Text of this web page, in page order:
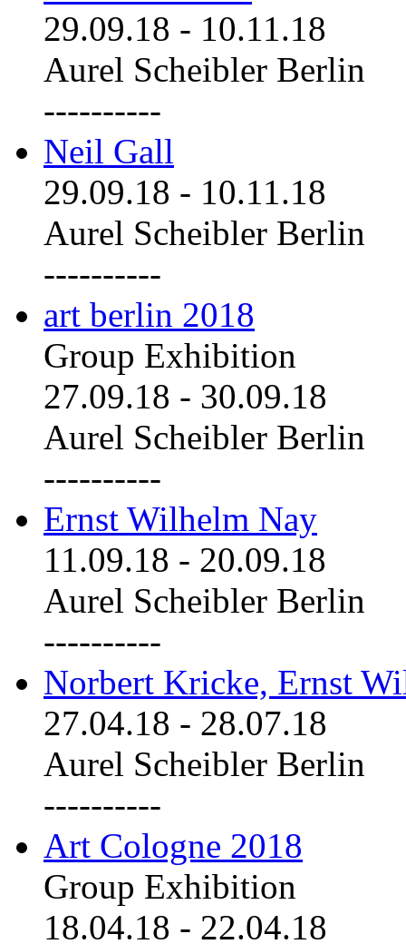
29.09.18 - 10.11.18
Aurel Scheibler Berlin
----------
Neil Gall
29.09.18 - 10.11.18
Aurel Scheibler Berlin
----------
art berlin 2018
Group Exhibition
27.09.18 - 30.09.18
Aurel Scheibler Berlin
----------
Ernst Wilhelm Nay
11.09.18 - 20.09.18
Aurel Scheibler Berlin
----------
Norbert Kricke, Ernst
27.04.18 - 28.07.18
Aurel Scheibler Berlin
----------
Art Cologne 2018
Group Exhibition
18.04.18 - 22.04.18